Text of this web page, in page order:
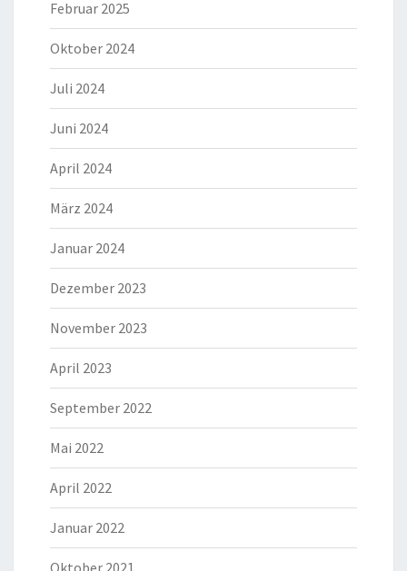
Februar 2025
Oktober 2024
Juli 2024
Juni 2024
April 2024
März 2024
Januar 2024
Dezember 2023
November 2023
April 2023
September 2022
Mai 2022
April 2022
Januar 2022